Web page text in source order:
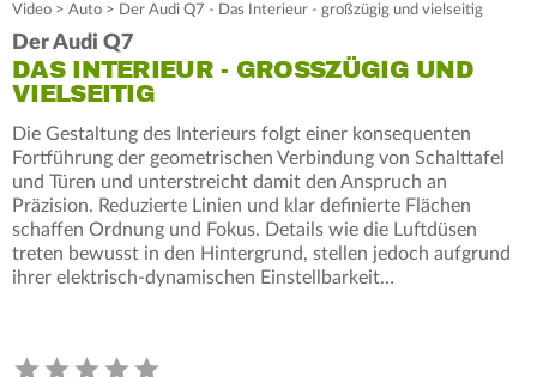
Video > Auto > Der Audi Q7 - Das Interieur - großzügig und vielseitig
Der Audi Q7
DAS INTERIEUR - GROSSZÜGIG UND V
IELSEITIG
Die Gestaltung des Interieurs folgt einer konsequenten
Fortführung der geometrischen Verbindung von Schalttafel
und Türen und unterstreicht damit den Anspruch an
Präzision. Reduzierte Linien und klar definierte Flächen
schaffen Ordnung und Fokus. Details wie die Luftdüsen
treten bewusst in den Hintergrund, stellen jedoch aufgrund
ihrer elektrisch-dynamischen Einstellbarkeit…